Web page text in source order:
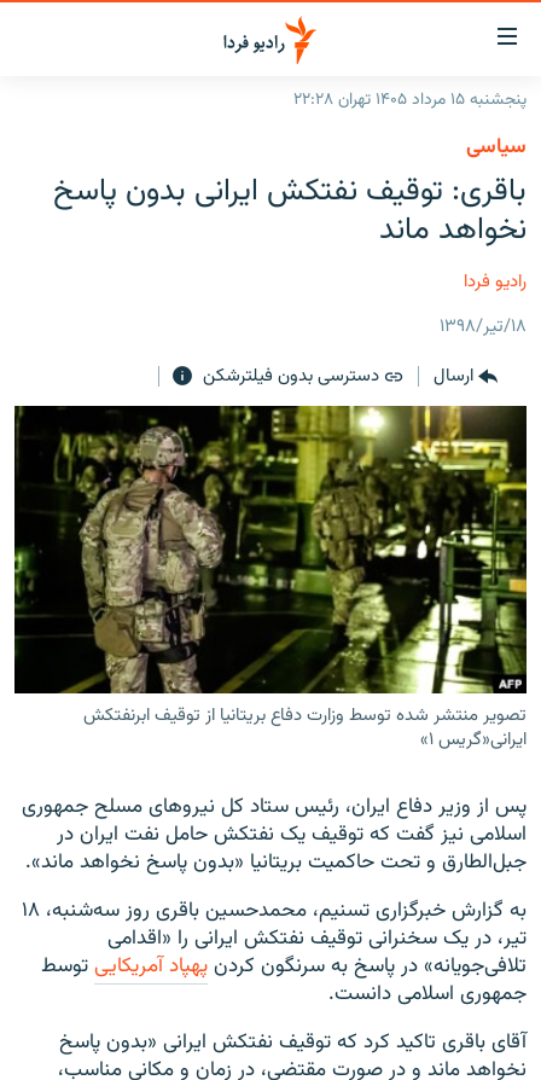
لینک‌های
قابلیت
دسترسی
بازگشت
منوی
اصلی
رفتن
به
صفحه
ایران
جهان
فرکانس‌ها
پادکست
چندرسانه‌ای
گزارش‌های تصویری
گزارش‌های ویدئویی
زنان فردا
English
به ما بپیوندید
زبان‌های دیگر
پنجشنبه ۱۵ مرداد ۱۴۰۵ تهران ۲۲:۲۸
سیاسی
باقری: توقیف نفتکش ایرانی بدون پاسخ
نخواهد ماند
رادیو فردا
۱۸/تیر/۱۳۹۸
ارسال
دسترسی بدون فیلترشکن
تصویر منتشر شده توسط وزارت دفاع بریتانیا از توقیف ابرنفتکش
ایرانی«گریس ۱»
پس از وزیر دفاع ایران، رئیس ستاد کل نیروهای مسلح جمهوری
اسلامی نیز گفت که توقیف یک نفتکش حامل نفت ایران در
جبل‌الطارق و تحت حاکمیت بریتانیا «بدون پاسخ نخواهد ماند».
به گزارش خبرگزاری تسنیم، محمدحسین باقری روز سه‌شنبه، ۱۸
تیر، در یک سخنرانی توقیف نفتکش ایرانی را «اقدامی
تلافی‌جویانه» در پاسخ به سرنگون کردنپهپاد آمریکاییتوسط
جمهوری اسلامی دانست.
آقای باقری تاکید کرد که توقیف نفتکش ایرانی «بدون پاسخ
نخواهد ماند و در صورت مقتضی، در زمان و مکانی مناسب،